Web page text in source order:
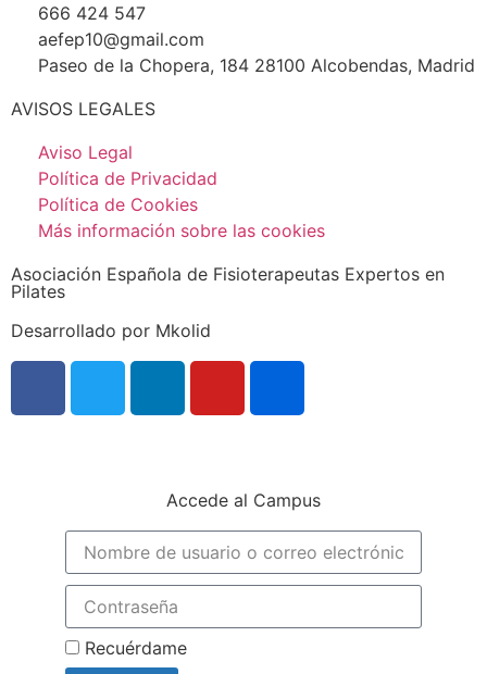
666 424 547
aefep10@gmail.com
Paseo de la Chopera, 184 28100 Alcobendas, Madrid
AVISOS LEGALES
Aviso Legal
Política de Privacidad
Política de Cookies
Más información sobre las cookies
Asociación Española de Fisioterapeutas Expertos en
Pilates
Desarrollado por Mkolid
Accede al Campus
Recuérdame